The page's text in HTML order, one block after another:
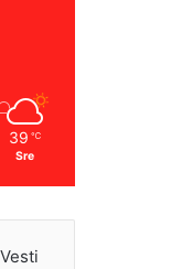
39 ℃
Sre
Vesti